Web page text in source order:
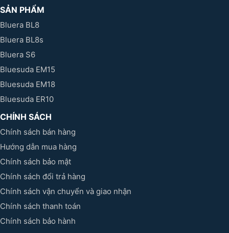
SẢN PHẨM
Bluera BL8
Bluera BL8s
Bluera S6
Bluesuda EM15
Bluesuda EM18
Bluesuda ER10
CHÍNH SÁCH
Chính sách bán hàng
Hướng dẫn mua hàng
Chính sách bảo mật
Chính sách đổi trả hàng
Chính sách vận chuyển và giao nhận
Chính sách thanh toán
Chính sách bảo hành